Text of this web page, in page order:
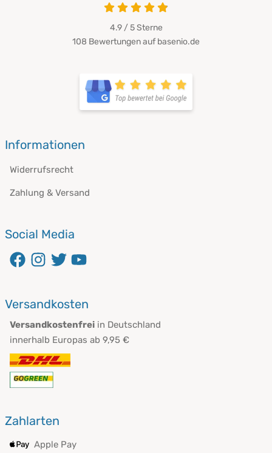
4.9 von 5
4.9 / 5Sterne
108 Bewertungen auf basenio.de
öffnet in neuem Fenster
Informationen
Widerrufsrecht
Zahlung & Versand
Social Media
öffnet in neuem Fenster
öffnet in neuem Fenster
öffnet in neuem Fenster
Versandkosten
Versandkostenfrei in Deutschland
innerhalb Europas ab 9,95 €
Zahlarten
Apple Pay